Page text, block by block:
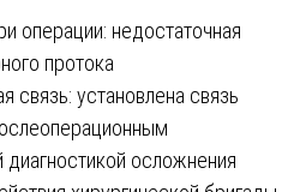
операции: недостаточная
протока
связь: установлена связь
осложнения